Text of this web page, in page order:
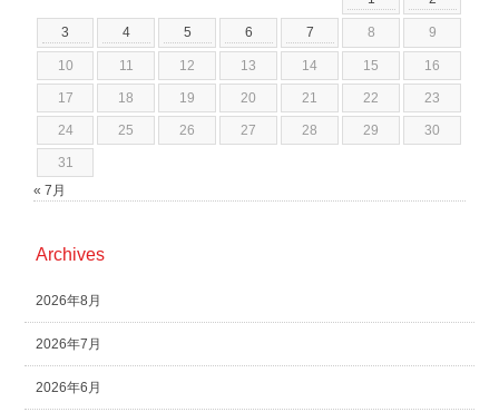
3 4 5 6 7 8 9
10 11 12 13 14 15 16
17 18 19 20 21 22 23
24 25 26 27 28 29 30
31
« 7月
Archives
2026年8月
2026年7月
2026年6月